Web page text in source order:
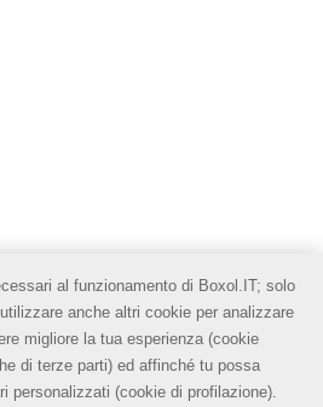
al funzionamento di Boxol.IT; solo
anche altri cookie per analizzare
migliore la tua esperienza (cookie
di terze parti) ed affinché tu possa
personalizzati (cookie di profilazione).